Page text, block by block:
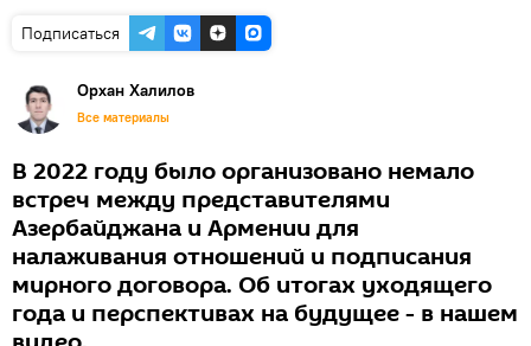
Подписаться
Орхан Халилов
Все материалы
В 2022 году было организовано немало
встреч между представителями
Азербайджана и Армении для
налаживания отношений и подписания
мирного договора. Об итогах уходящего
года и перспективах на будущее - в нашем